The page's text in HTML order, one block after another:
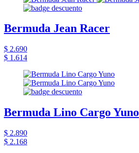
Bermuda Jean Racer
$ 2.690
$ 1.614
Bermuda Lino Cargo Yuno
$ 2.890
$ 2.168